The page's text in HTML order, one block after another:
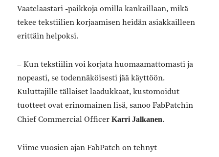
Vaatelaastari -paikkoja omilla kankaillaan, mikä
tekee tekstiilien korjaamisen heidän asiakkailleen
erittäin helpoksi.
– Kun tekstiilin voi korjata huomaamattomasti ja
nopeasti, se todennäköisesti jää käyttöön.
Kuluttajille tällaiset laadukkaat, kustomoidut
tuotteet ovat erinomainen lisä, sanoo FabPatchin
Chief Commercial Officer Karri Jalkanen.
Viime vuosien ajan FabPatch on tehnyt